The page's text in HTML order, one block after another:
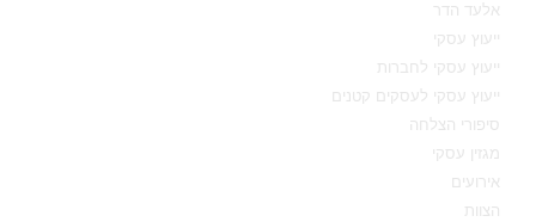
אלעד הדר
ייעוץ עסקי
ייעוץ עסקי לחברות
ייעוץ עסקי לעסקים קטנים
סיפורי הצלחה
מגזין עסקי
אירועים
הצוות